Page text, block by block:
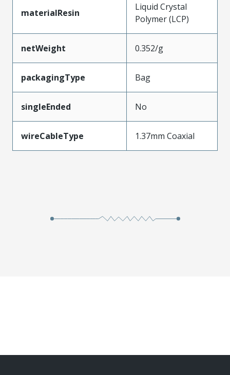
materialResin
Liquid Crystal
Polymer (LCP)
netWeight 0.352/g
packagingType Bag
singleEnded No
wireCableType 1.37mm Coaxial